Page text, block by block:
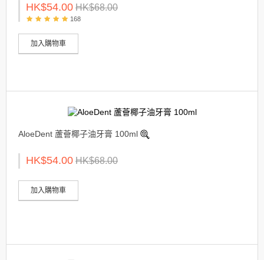
HK$54.00 HK$68.00
168
加入購物車
AloeDent 蘆薈椰子油牙膏 100ml
HK$54.00 HK$68.00
加入購物車